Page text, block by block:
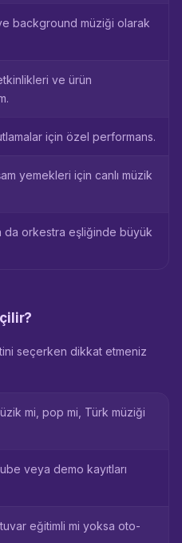
background müziği olarak
ve ürün
için özel performans.
yemekleri için canlı müzik
da orkestra eşliğinde büyük
seçerken dikkat etmeniz
mi, pop mi, Türk müziği
veya demo kayıtları
eğitimli mi yoksa oto-